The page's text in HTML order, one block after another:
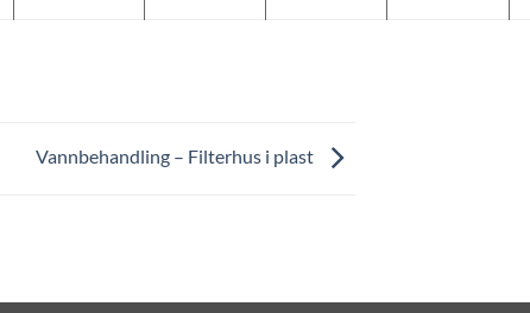
Vannbehandling – Filterhus i plast